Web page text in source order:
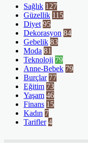
Sağlık 127
Güzellik 115
Diyet 95
Dekorasyon 84
Gebelik 83
Moda 81
Teknoloji 79
Anne-Bebek 79
Burçlar 77
Eğitim 73
Yaşam 46
Finans 15
Kadın 7
Tarifler 4